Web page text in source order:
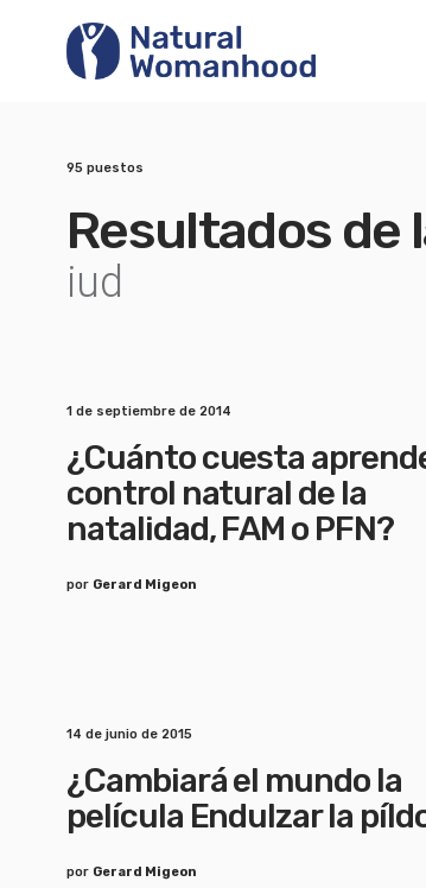
95 puestos
Resultados de
iud
1 de septiembre de 2014
¿Cuánto cuesta
control natural de la
natalidad, FAM o PFN?
por Gerard Migeon
14 de junio de 2015
¿Cambiará el mundo la
película Endulzar la
por Gerard Migeon